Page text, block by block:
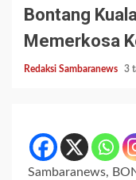
Bontang
Memerkosa
Redaksi Sambaranews 3
Sambaranews,